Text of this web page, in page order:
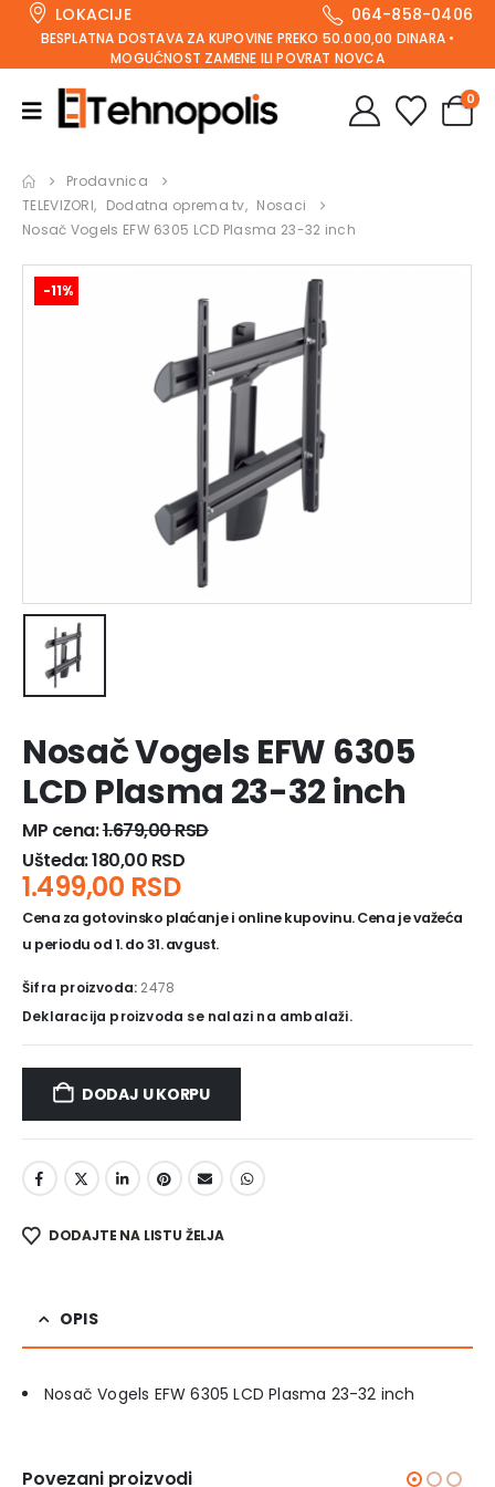
LOKACIJE 064-858-0406
BESPLATNA DOSTAVA ZA KUPOVINE PREKO 50.000,00 DINARA •
MOGUĆNOST ZAMENE ILI POVRAT NOVCA
0
Prodavnica
TELEVIZORI, Dodatna oprema tv, Nosaci
Nosač Vogels EFW 6305 LCD Plasma 23-32 inch
-11%
Nosač Vogels EFW 6305
LCD Plasma 23-32 inch
MP cena:1.679,00RSD
Ušteda:180,00 RSD
1.499,00 RSD
Cena za gotovinsko plaćanje i online kupovinu. Cena je važeća
u periodu od 1. do 31. avgust.
Šifra proizvoda: 2478
Deklaracija proizvoda se nalazi na ambalaži.
DODAJ U KORPU
DODAJTE NA LISTU ŽELJA
OPIS
Nosač Vogels EFW 6305 LCD Plasma 23-32 inch
Povezani proizvodi